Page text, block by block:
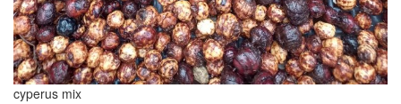
cyperus mix